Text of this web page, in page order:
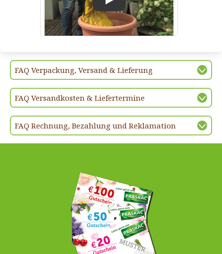
FAQ Verpackung, Versand & Lieferung
FAQ Versandkosten & Liefertermine
FAQ Rechnung, Bezahlung und Reklamation